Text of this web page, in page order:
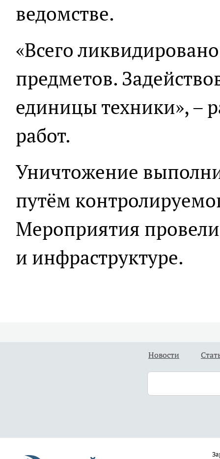
ведомстве.
«Всего
предметов.
единицы техники», –
работ.
Уничтожение
путём
Мероприятия
и инфраструктуре.
Новости